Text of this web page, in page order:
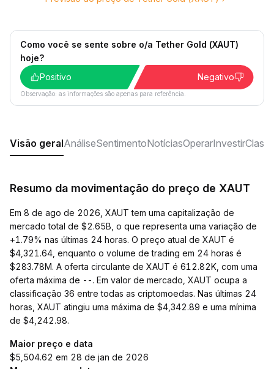
Como você se sente sobre o/a Tether Gold (XAUT)
hoje?
Positivo
Negativo
Observação: as informações são apenas para referência.
Visão geralAnáliseSentimentoNotíciasOperarInvestir
Resumo da movimentação do preço de XAUT
Em 8 de ago de 2026, XAUT tem uma capitalização de
mercado total de $2.65B, o que representa uma variação de
+1.79% nas últimas 24 horas. O preço atual de XAUT é
$4,321.64, enquanto o volume de trading em 24 horas é
$283.78M. A oferta circulante de XAUT é 612.82K, com uma
oferta máxima de --. Em valor de mercado, XAUT ocupa a
classificação 36 entre todas as criptomoedas. Nas últimas 24
horas, XAUT atingiu uma máxima de $4,342.89 e uma mínima
de $4,242.98.
Maior preço e data
$5,504.62 em 28 de jan de 2026